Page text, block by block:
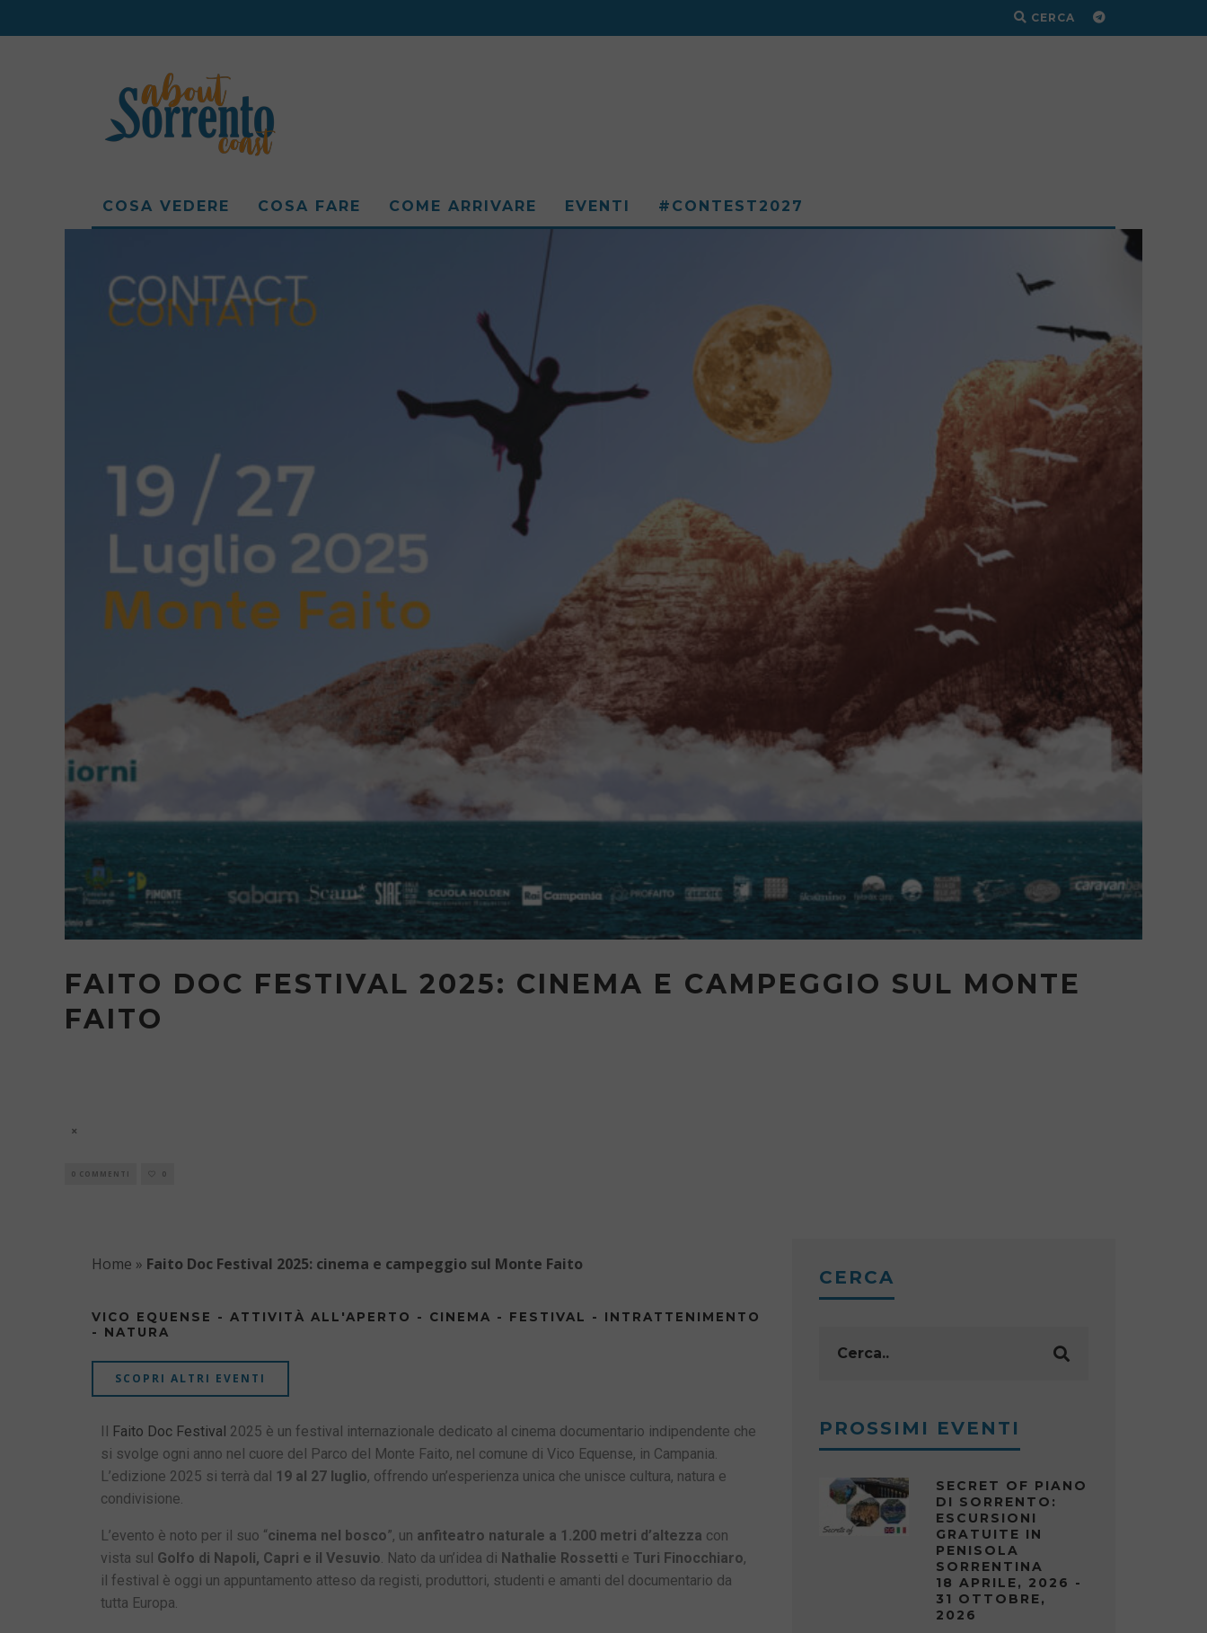
CERCA
COSA VEDERE COSA FARE COME ARRIVARE EVENTI #CONTEST2027
FAITO DOC FESTIVAL 2025: CINEMA E CAMPEGGIO SUL MONTE
FAITO
0 COMMENTI 0
Home » Faito Doc Festival 2025: cinema e campeggio sul Monte Faito
VICO EQUENSE - ATTIVITÀ ALL'APERTO - CINEMA - FESTIVAL - INTRATTENIMENTO
- NATURA
SCOPRI ALTRI EVENTI
Il Faito Doc Festival 2025 è un festival internazionale dedicato al cinema documentario indipendente che
si svolge ogni anno nel cuore del Parco del Monte Faito, nel comune di Vico Equense, in Campania.
L’edizione 2025 si terrà dal 19 al 27 luglio, offrendo un’esperienza unica che unisce cultura, natura e
condivisione.
L’evento è noto per il suo “cinema nel bosco”, un anfiteatro naturale a 1.200 metri d’altezza con
vista sul Golfo di Napoli, Capri e il Vesuvio . Nato da un’idea di Nathalie Rossetti e Turi Finocchiaro,
il festival è oggi un appuntamento atteso da registi, produttori, studenti e amanti del documentario da
tutta Europa.
CERCA
PROSSIMI EVENTI
SECRET OF PIANO
DI SORRENTO:
ESCURSIONI
GRATUITE IN
PENISOLA
SORRENTINA
18 APRILE, 2026 -
31 OTTOBRE,
2026